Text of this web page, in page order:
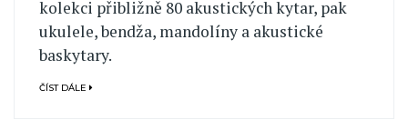
kolekci přibližně 80 akustických kytar, pak
ukulele, bendža, mandolíny a akustické
baskytary.
ČÍST DÁLE